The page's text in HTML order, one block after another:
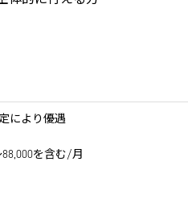
により優遇
を含む/月